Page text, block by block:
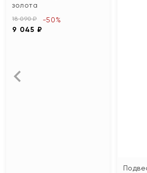
золота
18 090 ₽
9 045 ₽
-50%